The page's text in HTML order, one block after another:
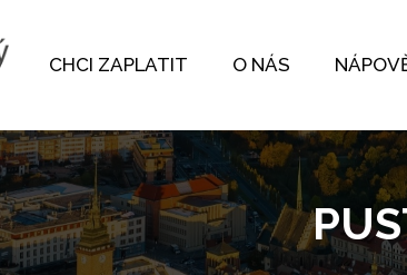
CHCI ZAPLATIT O NÁS